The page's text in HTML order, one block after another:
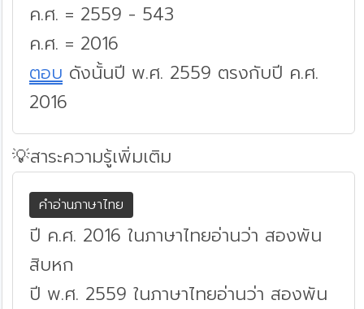
ค.ศ. = 2559 - 543
ค.ศ. = 2016
ตอบ ดังนั้นปี พ.ศ. 2559 ตรงกับปี ค.ศ.
2016
💡สาระความรู้เพิ่มเติม
คำอ่านภาษาไทย
ปี ค.ศ. 2016 ในภาษาไทยอ่านว่า สองพัน
สิบหก
ปี พ.ศ. 2559 ในภาษาไทยอ่านว่า สองพัน